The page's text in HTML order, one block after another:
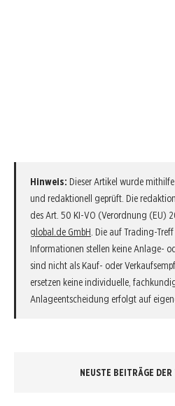
Hinweis: Dieser Artikel wurde
und redaktionell geprüft. Die
des Art. 50 KI-VO (Verordnung (EU)
global.de GmbH . Die auf Trading-
Informationen stellen keine Anlage-
sind nicht als Kauf- oder
ersetzen keine individuelle,
Anlageentscheidung erfolgt auf
NEUSTE BEITRÄGE